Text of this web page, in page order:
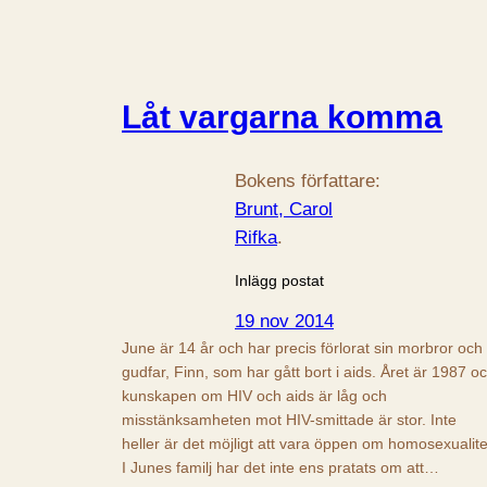
Låt vargarna komma
Bokens författare:
Brunt, Carol
Rifka.
Inlägg postat
19 nov 2014
June är 14 år och har precis förlorat sin morbror och
gudfar, Finn, som har gått bort i aids. Året är 1987
kunskapen om HIV och aids är låg och
misstänksamheten mot HIV-smittade är stor. Inte
heller är det möjligt att vara öppen om
I Junes familj har det inte ens pratats om att…